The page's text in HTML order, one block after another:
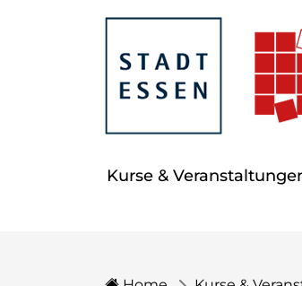
Kurse &